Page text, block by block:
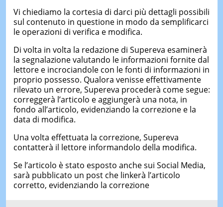
Vi chiediamo la cortesia di darci più dettagli possibili
sul contenuto in questione in modo da semplificarci
le operazioni di verifica e modifica.
Di volta in volta la redazione di Supereva esaminerà
la segnalazione valutando le informazioni fornite dal
lettore e incrociandole con le fonti di informazioni in
proprio possesso. Qualora venisse effettivamente
rilevato un errore, Supereva procederà come segue:
correggerà l’articolo e aggiungerà una nota, in
fondo all’articolo, evidenziando la correzione e la
data di modifica.
Una volta effettuata la correzione, Supereva
contatterà il lettore informandolo della modifica.
Se l’articolo è stato esposto anche sui Social Media,
sarà pubblicato un post che linkerà l’articolo
corretto, evidenziando la correzione